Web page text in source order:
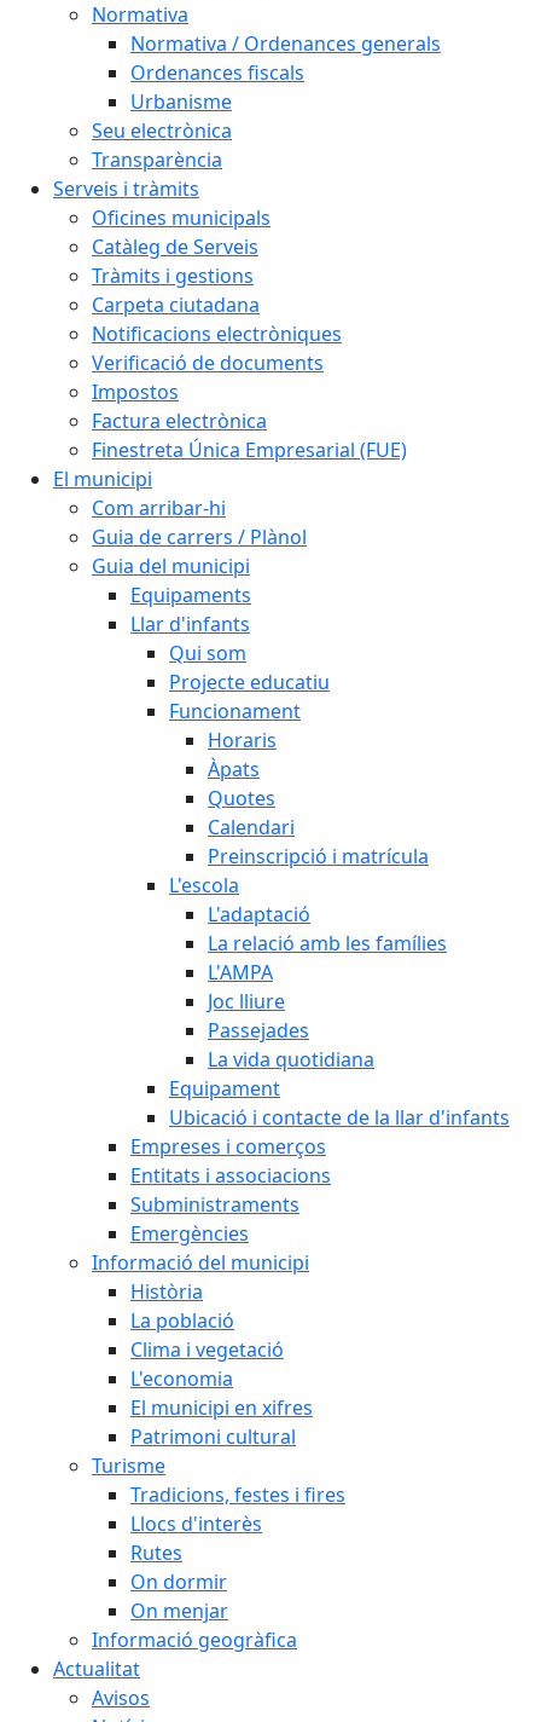
Normativa
Normativa / Ordenances generals
Ordenances fiscals
Urbanisme
Seu electrònica
Transparència
Serveis i tràmits
Oficines municipals
Catàleg de Serveis
Tràmits i gestions
Carpeta ciutadana
Notificacions electròniques
Verificació de documents
Impostos
Factura electrònica
Finestreta Única Empresarial (FUE)
El municipi
Com arribar-hi
Guia de carrers / Plànol
Guia del municipi
Equipaments
Llar d'infants
Qui som
Projecte educatiu
Funcionament
Horaris
Àpats
Quotes
Calendari
Preinscripció i matrícula
L'escola
L'adaptació
La relació amb les famílies
L'AMPA
Joc lliure
Passejades
La vida quotidiana
Equipament
Ubicació i contacte de la llar d'infants
Empreses i comerços
Entitats i associacions
Subministraments
Emergències
Informació del municipi
Història
La població
Clima i vegetació
L'economia
El municipi en xifres
Patrimoni cultural
Turisme
Tradicions, festes i fires
Llocs d'interès
Rutes
On dormir
On menjar
Informació geogràfica
Actualitat
Avisos